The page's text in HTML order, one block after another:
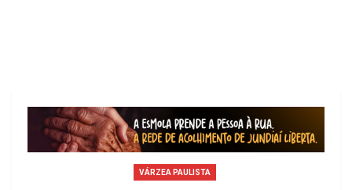
VÁRZEA PAULISTA